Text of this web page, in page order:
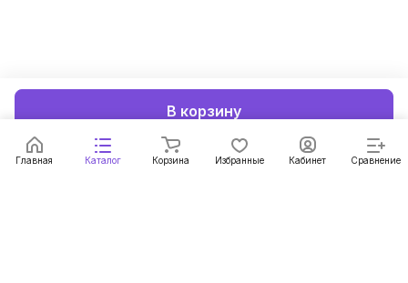
В корзину
Главная Каталог Корзина Избранные Кабинет Сравнение